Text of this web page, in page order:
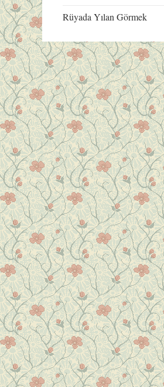
Rüyada Yılan Görmek